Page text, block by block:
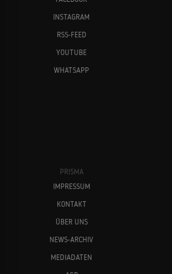
INSTAGRAM
RSS-FEED
YOUTUBE
WHATSAPP
PRISMA
IMPRESSUM
KONTAKT
ÜBER UNS
NEWS-ARCHIV
MEDIADATEN